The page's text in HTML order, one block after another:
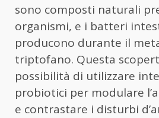
sono composti naturali
organismi, e i batteri
producono durante il
triptofano. Questa
possibilità di utilizzare
probiotici per modulare
e contrastare i disturbi